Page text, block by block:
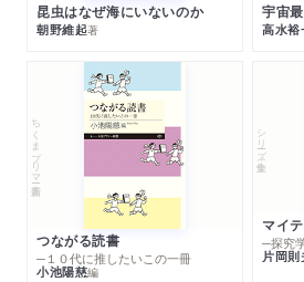
昆虫はなぜ海にいないのか
朝野維起著
宇宙
高水裕
ちくまプリマー新書
つながる読書
─１０代に推したいこの一冊
小池陽慈編
シリーズ・全集
マイ
─探究
片岡則